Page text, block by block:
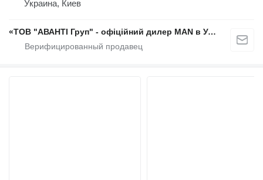
Украина, Киев
«ТОВ "АВАНТІ Груп" - офіційний дилер MAN в Україні»